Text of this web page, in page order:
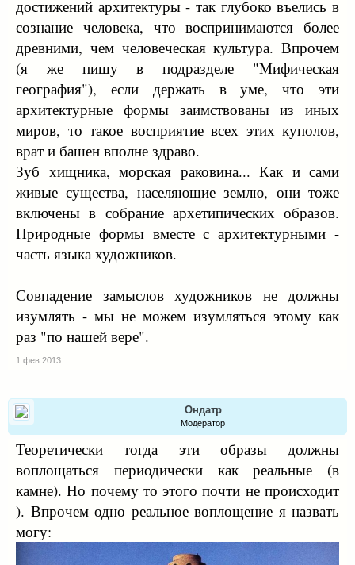
достижений архитектуры - так глубоко въелись в
сознание человека, что воспринимаются более
древними, чем человеческая культура. Впрочем
(я же пишу в подразделе "Мифическая
география"), если держать в уме, что эти
архитектурные формы заимствованы из иных
миров, то такое восприятие всех этих куполов,
врат и башен вполне здраво.
Зуб хищника, морская раковина... Как и сами
живые существа, населяющие землю, они тоже
включены в собрание архетипических образов.
Природные формы вместе с архитектурными -
часть языка художников.
Совпадение замыслов художников не должны
изумлять - мы не можем изумляться этому как
раз "по нашей вере".
1 фев 2013
Ондатр
Модератор
Теоретически тогда эти образы должны
воплощаться периодически как реальные (в
камне). Но почему то этого почти не происходит
). Впрочем одно реальное воплощение я назвать
могу: